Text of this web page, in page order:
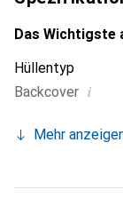
Das Wichtigste
Hüllentyp
Backcover i
Mehr